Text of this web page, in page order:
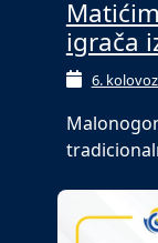
igrača
6.